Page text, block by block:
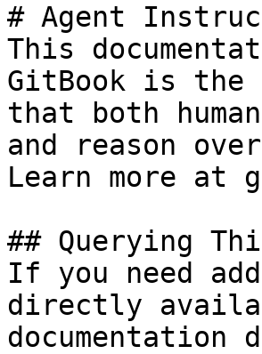
# Agent
This
GitBook is the
that both
and reason
Learn more at
## Querying
If you need
directly
documentation